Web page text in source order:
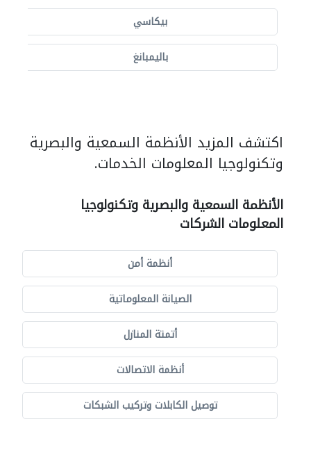
بيكاسي
باليمبانغ
اكتشف المزيد الأنظمة السمعية والبصرية
وتكنولوجيا المعلومات الخدمات.
الأنظمة السمعية والبصرية وتكنولوجيا
المعلومات الشركات
أنظمة أمن
الصيانة المعلوماتية
أتمتة المنازل
أنظمة الاتصالات
توصيل الكابلات وتركيب الشبكات